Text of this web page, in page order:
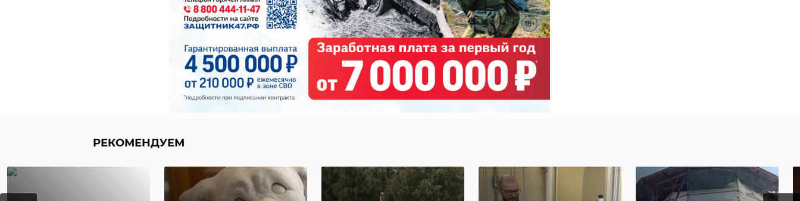
РЕКОМЕНДУЕМ
таможня
таможенники
иностранца 67
Светлана Журова
открытую
тренировк ...
иностранца вста
...
литературу среди
па ...
внедорожнике из
Грузии штыки, к ...